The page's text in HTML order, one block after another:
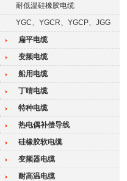
耐低温硅橡胶电缆
YGC、YGCR、YGCP、JGG
扁平电缆
变频电缆
船用电缆
丁晴电缆
特种电缆
热电偶补偿导线
硅橡胶软电缆
变频器电缆
耐高温电缆